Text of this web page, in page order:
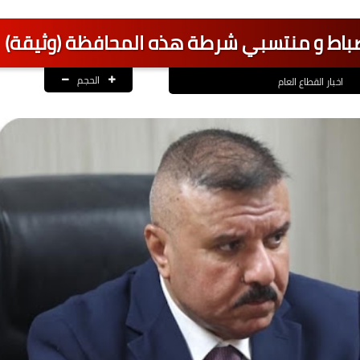
و منتسبي شرطة هذه المحافظة (وثيقة)
اخبار القطاع العام الحجم